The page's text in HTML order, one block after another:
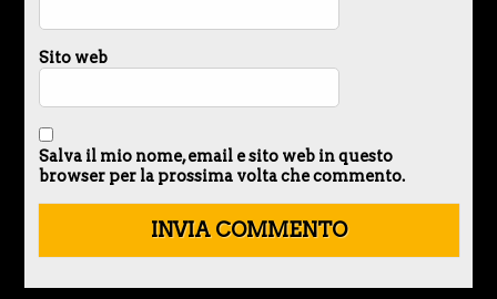
Sito web
Salva il mio nome, email e sito web in questo
browser per la prossima volta che commento.